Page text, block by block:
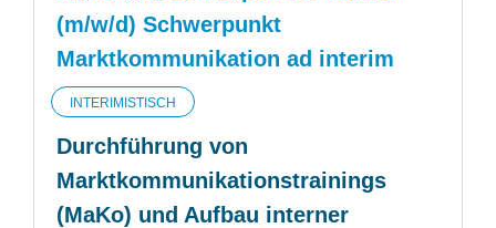
(m/w/d) Schwerpunkt
Marktkommunikation ad interim
INTERIMISTISCH
Durchführung von
Marktkommunikationstrainings
(MaKo) und Aufbau interner